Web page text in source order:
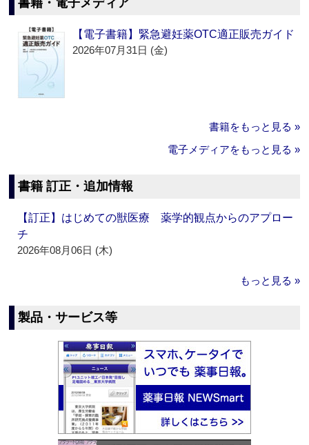
書籍・電子メディア
【電子書籍】緊急避妊薬OTC適正販売ガイド
2026年07月31日 (金)
書籍をもっと見る »
電子メディアをもっと見る »
書籍 訂正・追加情報
【訂正】はじめての獣医療 薬学的観点からのアプロー
チ
2026年08月06日 (木)
もっと見る »
製品・サービス等